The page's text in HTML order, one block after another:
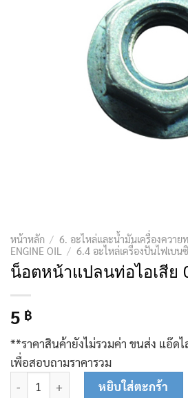
หน้าหลัก / 6. อะไหล่และน้ำมันเครื่องควายท
ENGINE OIL
/ 6.4 อะไหล่เครื่องปั่นไฟเบน
น็อตหน้าแปลนท่อไอเสีย
5 ฿
**ราคาสินค้ายังไม่รวมค่า ขนส่ง แอ๊ดไ
เพื่อสอบถามราคารวม
จำนวน น็อตหน้าแปลนท่อไอเสีย 08-
หยิบใส่ตะกร้า